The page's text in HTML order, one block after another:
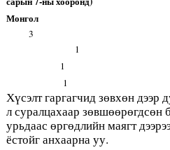
Монгол
3
1
1
1
Хүсэлт гаргагчид зөвхөн дээр
л суралцахаар зөвшөөрөгдсөн
урьдаас өргөдлийн маягт
ёстойг анхаарна уу.